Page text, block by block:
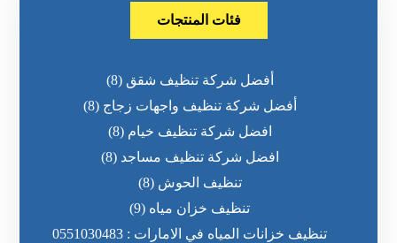
فئات المنتجات
أفضل شركة تنظيف شقق (8)
أفضل شركة تنظيف واجهات زجاج (8)
افضل شركة تنظيف خيام (8)
افضل شركة تنظيف مساجد (8)
تنظيف الحوش (8)
تنظيف خزان مياه (9)
تنظيف خزانات المياه في الامارات : 0551030483